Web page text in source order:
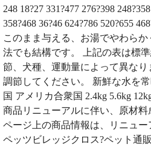
248 18?27 331?477 276?398
358?468 36?46 624?786 520?655
このまま与える、お湯でやわら
法でも結構です。 上記の表は標
節、犬種、運動量によって異な
調節してください。 新鮮な水を
国 アメリカ合衆国 2.4kg 5.6kg
商品リニューアルに伴い、原材料
ページ上の商品情報は、リニュー
ペッツビレッジクロス?ペット通販